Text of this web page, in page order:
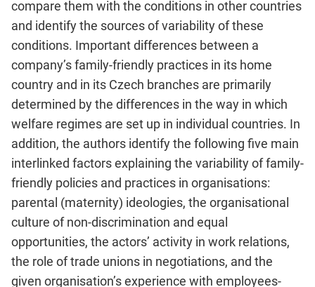
compare them with the conditions in other countries
and identify the sources of variability of these
conditions. Important differences between a
company’s family-friendly practices in its home
country and in its Czech branches are primarily
determined by the differences in the way in which
welfare regimes are set up in individual countries. In
addition, the authors identify the following five main
interlinked factors explaining the variability of family-
friendly policies and practices in organisations:
parental (maternity) ideologies, the organisational
culture of non-discrimination and equal
opportunities, the actors’ activity in work relations,
the role of trade unions in negotiations, and the
given organisation’s experience with employees-